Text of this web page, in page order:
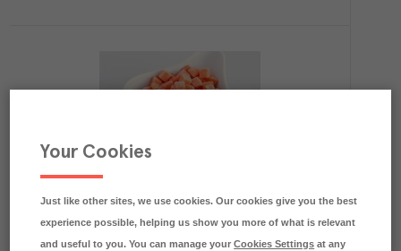
Morot Tärnad KRAV
Köp (Logga in)
Your Cookies
Just like other sites, we use cookies. Our cookies give you the best
experience possible, helping us show you more of what is relevant
and useful to you. You can manage yourCookies Settings at any